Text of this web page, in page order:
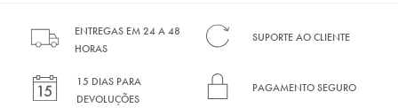
ENTREGAS EM 24 A 48
HORAS
SUPORTE AO CLIENTE
15 DIAS PARA
DEVOLUÇÕES
PAGAMENTO SEGURO